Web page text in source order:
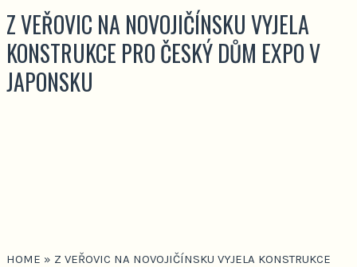
Z VEŘOVIC NA NOVOJIČÍNSKU VYJELA
KONSTRUKCE PRO ČESKÝ DŮM EXPO V
JAPONSKU
HOME » Z VEŘOVIC NA NOVOJIČÍNSKU VYJELA KONSTRUKCE